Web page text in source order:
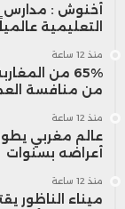
أخنوش : مدارس
التعليمية عالمياً
منذ 12 ساعة
65% من
من منافسة
منذ 12 ساعة
عالم مغربي
أعراضه بسنوات
منذ 12 ساعة
ميناء الناظور